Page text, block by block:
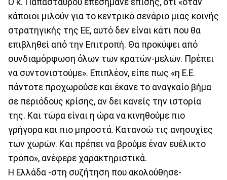
κάποιοι μιλούν για το κεντρικό σενάριο μιας κοινής
στρατηγικής της ΕΕ, αυτό δεν είναι κάτι που θα
επιβληθεί από την Επιτροπή. Θα προκύψει από
συνδιαμόρφωση όλων των κρατών-μελών. Πρέπει
να συντονιστούμε». Επιπλέον, είπε πως «η Ε.Ε.
πάντοτε προχωρούσε και έκανε το αναγκαίο βήμα
σε περιόδους κρίσης, αν δει κανείς την ιστορία
της. Και τώρα είναι η ώρα να κινηθούμε πιο
γρήγορα και πιο μπροστά. Κατανοώ τις ανησυχίες
των χωρών. Και πρέπει να βρούμε έναν ευέλικτο
τρόπο», ανέφερε χαρακτηριστικά.
Η Ελλάδα -στη συζήτηση που ακολούθησε-